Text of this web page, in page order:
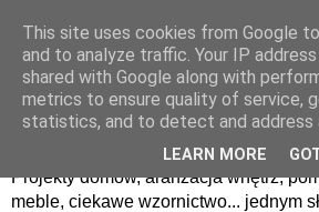
NA kwadracie
Projekty domów, aranżacja wnętrz,
meble, ciekawe wzornictwo... jednym
This site uses cookies from Google
and to analyze traffic. Your IP
shared with Google along with
metrics to ensure quality of service,
statistics, and to detect and address
LEARN MORE